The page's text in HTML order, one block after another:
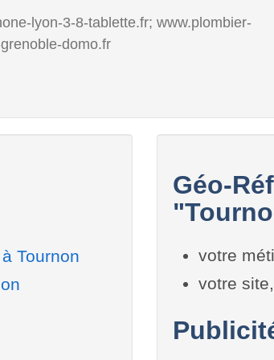
lyon-3-8-tablette.fr; www.plombier-
domo.fr
Tournon
Géo-
votre
votre